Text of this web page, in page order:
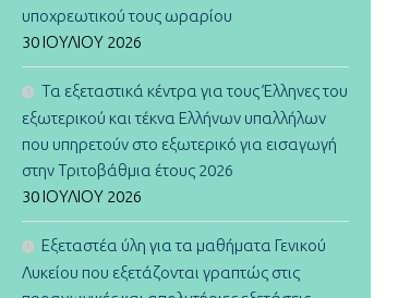
υποχρεωτικού τους ωραρίου
30 ΙΟΥΛΊΟΥ 2026
Τα εξεταστικά κέντρα για τους Έλληνες του
εξωτερικού και τέκνα Ελλήνων υπαλλήλων
που υπηρετούν στο εξωτερικό για εισαγωγή
στην Τριτοβάθμια έτους 2026
30 ΙΟΥΛΊΟΥ 2026
Εξεταστέα ύλη για τα μαθήματα Γενικού
Λυκείου που εξετάζονται γραπτώς στις